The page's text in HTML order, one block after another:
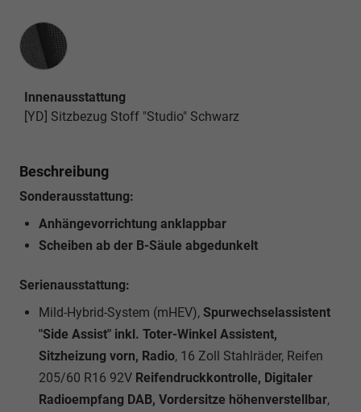
Innenausstattung
Innenausstattung
[YD] Sitzbezug Stoff "Studio" Schwarz
Beschreibung
Sonderausstattung:
Anhängevorrichtung anklappbar
Scheiben ab der B-Säule abgedunkelt
Serienausstattung:
Mild-Hybrid-System (mHEV), Spurwechselassistent
"Side Assist" inkl. Toter-Winkel Assistent,
Sitzheizung vorn, Radio, 16 Zoll Stahlräder, Reifen
205/60 R16 92V Reifendruckkontrolle, Digitaler
Radioempfang DAB, Vordersitze höhenverstellbar,